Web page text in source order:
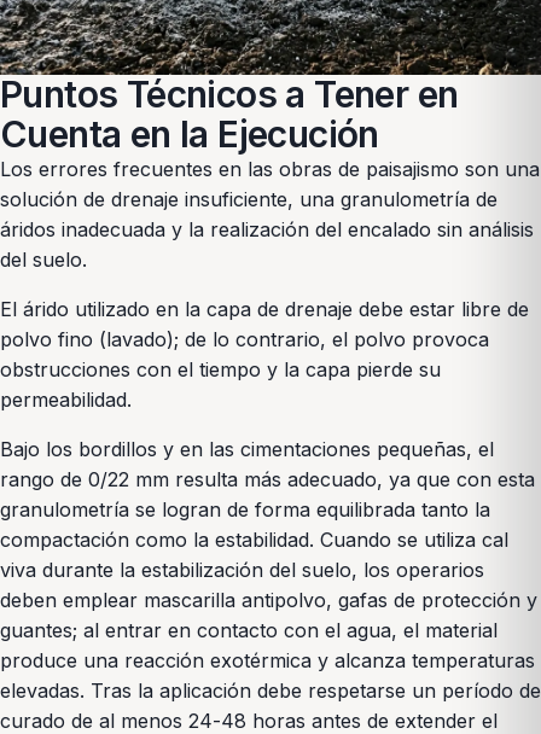
Puntos Técnicos a Tener en
Cuenta en la Ejecución
Los errores frecuentes en las obras de paisajismo son una
solución de drenaje insuficiente, una granulometría de
áridos inadecuada y la realización del encalado sin análisis
del suelo.
El árido utilizado en la capa de drenaje debe estar libre de
polvo fino (lavado); de lo contrario, el polvo provoca
obstrucciones con el tiempo y la capa pierde su
permeabilidad.
Bajo los bordillos y en las cimentaciones pequeñas, el
rango de 0/22 mm resulta más adecuado, ya que con esta
granulometría se logran de forma equilibrada tanto la
compactación como la estabilidad. Cuando se utiliza cal
viva durante la estabilización del suelo, los operarios
deben emplear mascarilla antipolvo, gafas de protección y
guantes; al entrar en contacto con el agua, el material
produce una reacción exotérmica y alcanza temperaturas
elevadas. Tras la aplicación debe respetarse un período de
curado de al menos 24-48 horas antes de extender el